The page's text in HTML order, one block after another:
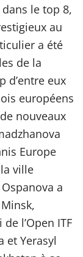
le top 8,
au
a été
de la
d’entre eux
européens
nouveaux
Europe
ville
a
l’Open ITF
et Yerasyl